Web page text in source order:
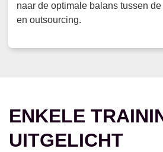
naar de optimale balans tussen
en outsourcing.
ENKELE
UITGELICHT